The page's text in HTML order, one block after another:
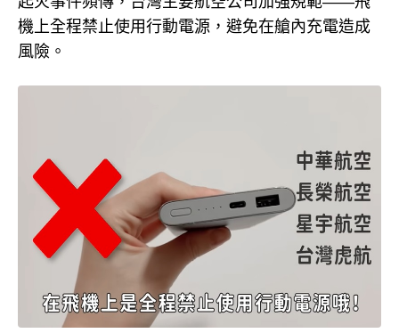
機上全程禁止使用行動電源，避免在艙內充電造成
風險。